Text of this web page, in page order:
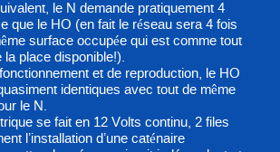
le N demande pratiquement 4
que le HO (en fait le réseau sera 4 fois
surface occupée qui est comme tout
place disponible!).
et de reproduction, le HO
identiques avec tout de même
le N.
se fait en 12 Volts continu, 2 files
l’installation d’une caténaire